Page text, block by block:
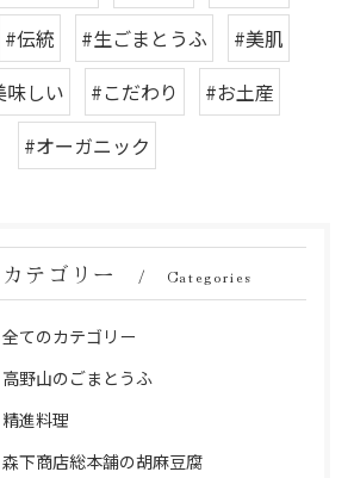
#伝統 #生ごまとうふ
#美肌
味しい #こだわり
#お土産
#オーガニック
カテゴリー Categories
全てのカテゴリー
高野山のごまとうふ
精進料理
森下商店総本舗の胡麻豆腐